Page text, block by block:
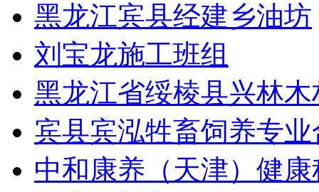
黑龙江宾县经建乡油坊
刘宝龙施工班组
黑龙江省绥棱县兴林
宾县宾泓牲畜饲养专
中和康养（天津）健